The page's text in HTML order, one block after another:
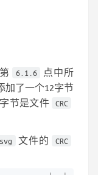
第 6.1.6
点中所
加了一个12字节
节是文件 CRC
文件的 CRC